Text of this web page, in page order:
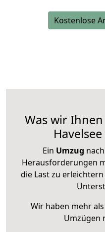
Kostenlose
Was wir
Ein Umzug
Herausforderungen
die Last zu
Wir haben mehr
Umzügen